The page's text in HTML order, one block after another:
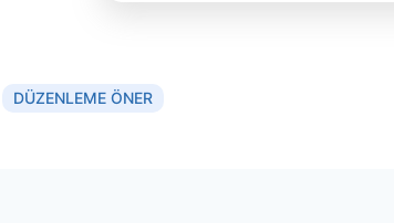
DÜZENLEME ÖNER